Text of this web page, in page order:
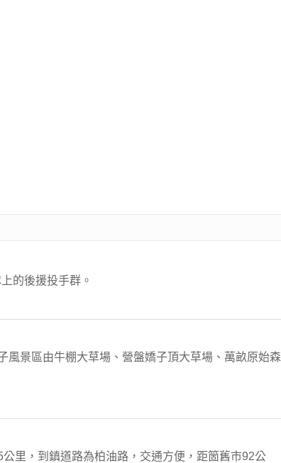
的後援投手群。
景區由牛棚大草場、營盤嬌子頂大草場、萬畝原始森
里，到鎮道路為柏油路，交通方便，距箇舊市92公